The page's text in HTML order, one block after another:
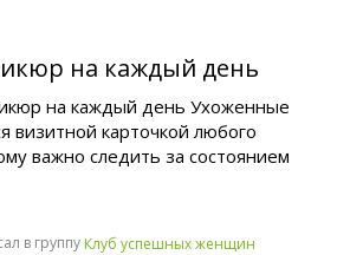
на каждый день
на каждый день Ухоженные
визитной карточкой любого
важно следить за состоянием
в группу Клуб успешных женщин